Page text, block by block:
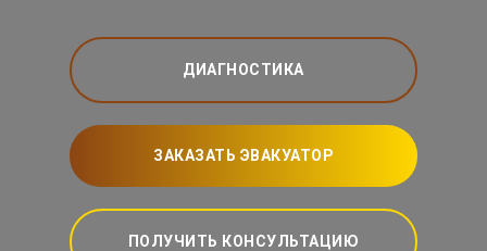
ДИАГНОСТИКА
ЗАКАЗАТЬ ЭВАКУАТОР
ПОЛУЧИТЬ КОНСУЛЬТАЦИЮ